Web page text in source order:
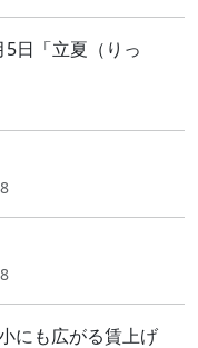
日「立夏（りっ
にも広がる賃上げ